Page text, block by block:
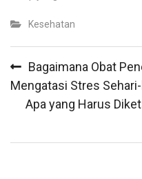
Kesehatan
navigation
Bagaimana Obat
Mengatasi Stres
Apa yang Harus